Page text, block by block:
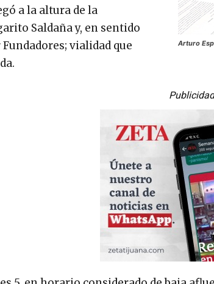
Arturo
a la altura de la
Saldaña y, en sentido
vialidad que
Publicidad